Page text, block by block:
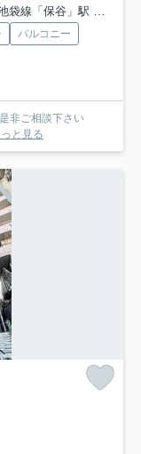
線「保谷」駅 徒歩20分
バルコニー
非ご相談下さい
っと見る